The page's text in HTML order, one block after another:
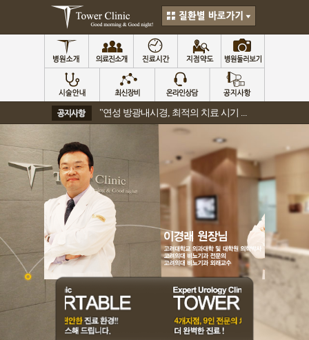
"연성 방광내시경, 최적의 치료 시기 ...